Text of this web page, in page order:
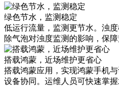
绿色节水，监测稳定
低运行流量，监测更节水。浊
除气泡对浊度监测的影响，保障
搭载鸿蒙，近场维护更省心
搭载鸿蒙应用，实现鸿蒙手机
设备协同。运维人员可快速掌